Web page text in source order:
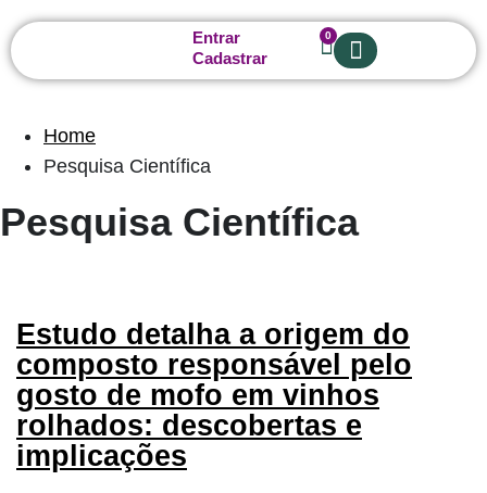
Entrar
Cadastrar
0
Home
Pesquisa Científica
Pesquisa Científica
Estudo detalha a origem do
composto responsável pelo
gosto de mofo em vinhos
rolhados: descobertas e
implicações